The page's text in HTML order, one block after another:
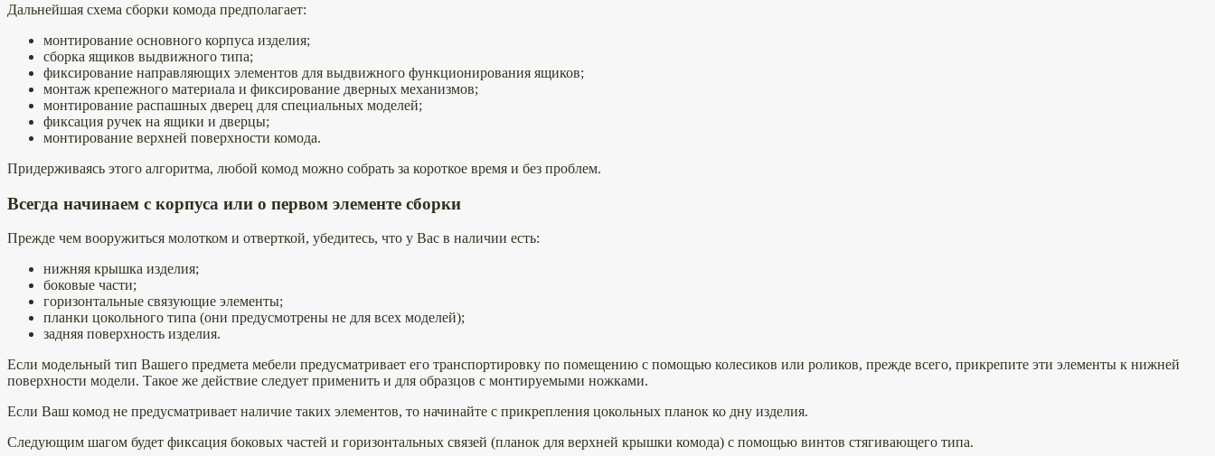
Дальнейшая схема сборки комода предполагает:
монтирование основного корпуса изделия;
сборка ящиков выдвижного типа;
фиксирование направляющих элементов для выдвижного функционирования ящиков;
монтаж крепежного материала и фиксирование дверных механизмов;
монтирование распашных дверец для специальных моделей;
фиксация ручек на ящики и дверцы;
монтирование верхней поверхности комода.
Придерживаясь этого алгоритма, любой комод можно собрать за короткое время и без проблем.
Всегда начинаем с корпуса или о первом элементе сборки
Прежде чем вооружиться молотком и отверткой, убедитесь, что у Вас в наличии есть:
нижняя крышка изделия;
боковые части;
горизонтальные связующие элементы;
планки цокольного типа (они предусмотрены не для всех моделей);
задняя поверхность изделия.
Если модельный тип Вашего предмета мебели предусматривает его транспортировку по помещению с помощью колесиков или роликов, прежде всего, прикрепите эти элементы к нижней
поверхности модели. Такое же действие следует применить и для образцов с монтируемыми ножками.
Если Ваш комод не предусматривает наличие таких элементов, то начинайте с прикрепления цокольных планок ко дну изделия.
Следующим шагом будет фиксация боковых частей и горизонтальных связей (планок для верхней крышки комода) с помощью винтов стягивающего типа.